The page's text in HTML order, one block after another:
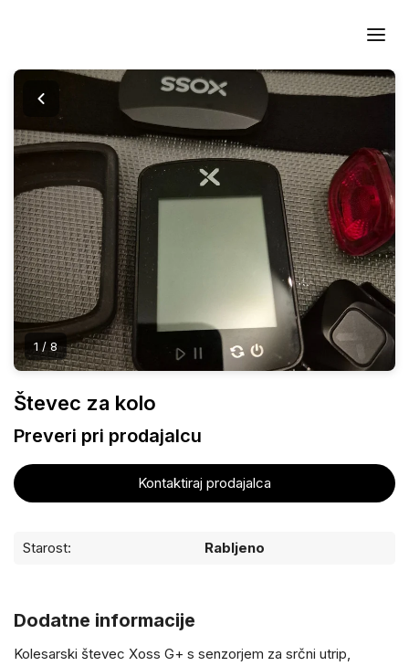
1 / 8
Števec za kolo
Preveri pri prodajalcu
Kontaktiraj prodajalca
Starost: Rabljeno
Dodatne informacije
Kolesarski števec Xoss G+ s senzorjem za srčni utrip,